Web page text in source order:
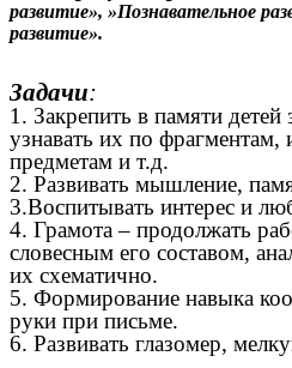
развитие», »Познавательное
развитие».
Задачи:
1. Закрепить в памяти детей
узнавать их по фрагментам,
предметам и т.д.
2. Развивать мышление,
3.Воспитывать интерес и
4. Грамота – продолжать
словесным его составом,
их схематично.
5. Формирование навыка
руки при письме.
6. Развивать глазомер,